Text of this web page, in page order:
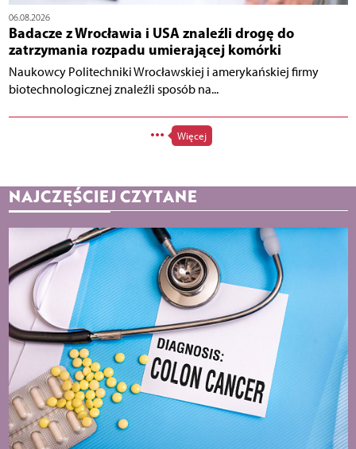
06.08.2026
Badacze z Wrocławia i USA znaleźli drogę do
zatrzymania rozpadu umierającej komórki
Naukowcy Politechniki Wrocławskiej i amerykańskiej firmy
biotechnologicznej znaleźli sposób na...
Więcej
NAJCZĘŚCIEJ CZYTANE